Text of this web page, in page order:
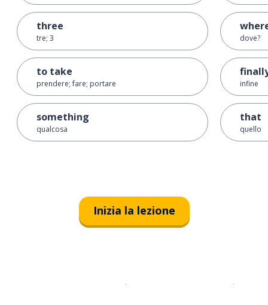
three
tre; 3
to take
prendere; fare; portare
something
qualcosa
dove?
infine
that
quello
Inizia la lezione